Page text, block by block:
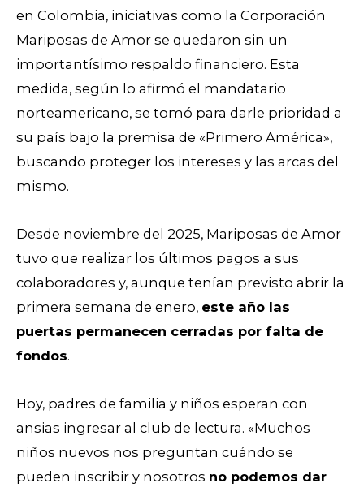
en Colombia, iniciativas como la Corporación
Mariposas de Amor se quedaron sin un
importantísimo respaldo financiero. Esta
medida, según lo afirmó el mandatario
norteamericano, se tomó para darle prioridad a
su país bajo la premisa de «Primero América»,
buscando proteger los intereses y las arcas del
mismo.
Desde noviembre del 2025, Mariposas de Amor
tuvo que realizar los últimos pagos a sus
colaboradores y, aunque tenían previsto abrir la
primera semana de enero, este año las
puertas permanecen cerradas por falta de
fondos.
Hoy, padres de familia y niños esperan con
ansias ingresar al club de lectura. «Muchos
niños nuevos nos preguntan cuándo se
pueden inscribir y nosotros no podemos dar